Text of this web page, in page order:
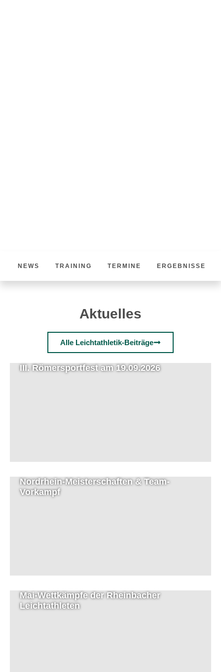
NEWS TRAINING TERMINE ERGEBNISSE
Aktuelles
Alle Leichtathletik-Beiträge
III. Römersportfest am 19.09.2026
Nordrhein-Meisterschaften & Team-
Vorkampf
Mai-Wettkämpfe der Rheinbacher
Leichtathleten